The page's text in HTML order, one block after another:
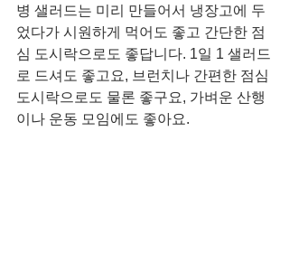
병 샐러드는 미리 만들어서 냉장고에 두
었다가 시원하게 먹어도 좋고 간단한 점
심 도시락으로도 좋답니다. 1일 1 샐러드
로 드셔도 좋고요, 브런치나 간편한 점심
도시락으로도 물론 좋구요, 가벼운 산행
이나 운동 모임에도 좋아요.